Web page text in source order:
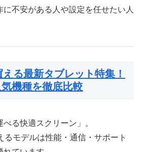
不安がある人や設定を任せたい人
る最新タブレット特集！
機種を徹底比較
る快適スクリーン」。
るモデルは性能・通信・サポート